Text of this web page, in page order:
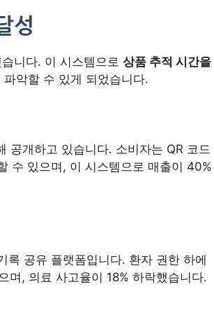
성
니다. 이 시스템으로 상품 추적 시간을
악할 수 있게 되었습니다.
공개하고 있습니다. 소비자는 QR 코드
수 있으며, 이 시스템으로 매출이 40%
록 공유 플랫폼입니다. 환자 권한 하에
며, 의료 사고율이 18% 하락했습니다.